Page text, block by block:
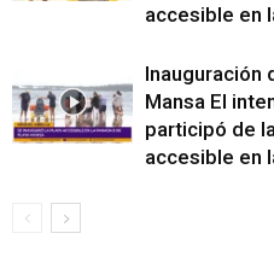
accesible en
Inauguración
Mansa El
participó de
accesible en